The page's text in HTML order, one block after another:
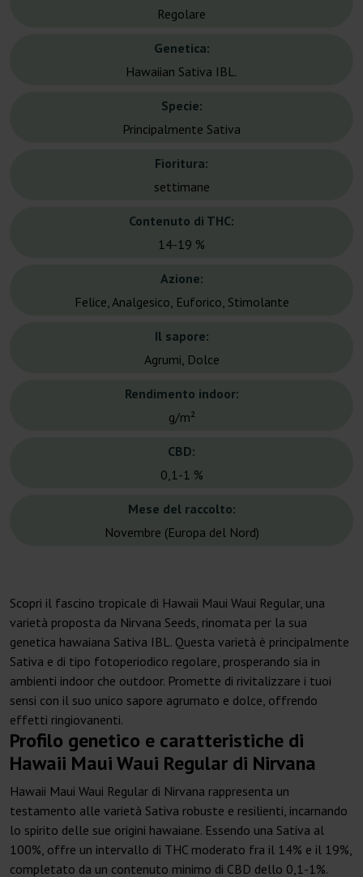
Regolare
Genetica:
Hawaiian Sativa IBL.
Specie:
Principalmente Sativa
Fioritura:
settimane
Contenuto di THC:
14-19 %
Azione:
Felice, Analgesico, Euforico, Stimolante
Il sapore:
Agrumi, Dolce
Rendimento indoor:
g/m²
CBD:
0,1-1 %
Mese del raccolto:
Novembre (Europa del Nord)
Scopri il fascino tropicale di Hawaii Maui Waui Regular, una
varietà proposta da Nirvana Seeds, rinomata per la sua
genetica hawaiana Sativa IBL. Questa varietà è principalmente
Sativa e di tipo fotoperiodico regolare, prosperando sia in
ambienti indoor che outdoor. Promette di rivitalizzare i tuoi
sensi con il suo unico sapore agrumato e dolce, offrendo
effetti ringiovanenti.
Profilo genetico e caratteristiche di
Hawaii Maui Waui Regular di Nirvana
Hawaii Maui Waui Regular di Nirvana rappresenta un
testamento alle varietà Sativa robuste e resilienti, incarnando
lo spirito delle sue origini hawaiane. Essendo una Sativa al
100%, offre un intervallo di THC moderato fra il 14% e il 19%,
completato da un contenuto minimo di CBD dello 0,1-1%.